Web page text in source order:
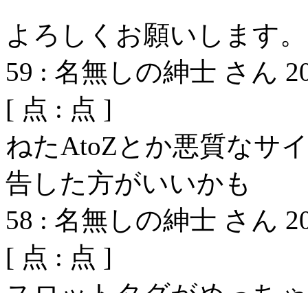
よろしくお願いします。
59 : 名無しの紳士 さん
[ 点 : 点 ]
ねたAtoZとか悪質なサ
告した方がいいかも
58 : 名無しの紳士 さん
[ 点 : 点 ]